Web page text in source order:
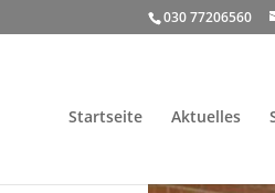
030 77206560
Startseite Aktuelles